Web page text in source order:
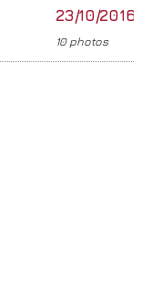
23/10/2016
10 photos